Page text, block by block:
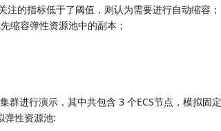
注的指标低于了阈值，则认为需要进行自动缩容；
缩容弹性资源池中的副本；
群进行演示，其中共包含 3 个ECS节点，模拟
弹性资源池: